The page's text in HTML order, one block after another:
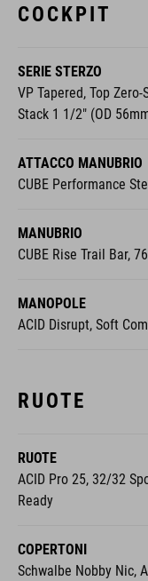
COCKPIT
SERIE STERZO
VP Tapered, Top
Stack 1 1/2" (OD
ATTACCO MANUBRIO
CUBE Performance
MANUBRIO
CUBE Rise Trail Bar,
MANOPOLE
ACID Disrupt, Soft
RUOTE
RUOTE
ACID Pro 25, 32/32
Ready
COPERTONI
Schwalbe Nobby Nic,